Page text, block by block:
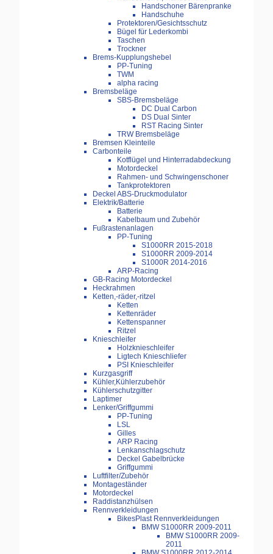
Handschoner Bärenpranke
Handschuhe
Protektoren/Gesichtsschutz
Bügel für Lederkombi
Taschen
Trockner
Brems-Kupplungshebel
PP-Tuning
TWM
alpha racing
Bremsbeläge
SBS-Bremsbeläge
DC Dual Carbon
DS Dual Sinter
RST Racing Sinter
TRW Bremsbeläge
Bremsen Kleinteile
Carbonteile
Kotflügel und Hinterradabdeckung
Motordeckel
Rahmen- und Schwingenschoner
Tankprotektoren
Deckel ABS-Druckmodulator
Elektrik/Batterie
Batterie
Kabelbaum und Zubehör
Fußrastenanlagen
PP-Tuning
S1000RR 2015-2018
S1000RR 2009-2014
S1000R 2014-2016
ARP-Racing
GB-Racing Motordeckel
Heckrahmen
Ketten,-räder,-ritzel
Ketten
Kettenräder
Kettenspanner
Ritzel
Knieschleifer
Holzknieschleifer
Ligtech Knieschliefer
PSI Knieschleifer
Kurzgasgriff
Kühler,Kühlerzubehör
Kühlerschutzgitter
Laptimer
Lenker/Griffgummi
PP-Tuning
LSL
Gilles
ARP Racing
Lenkanschlagschutz
Deckel Gabelbrücke
Griffgummi
Luftfilter/Zubehör
Montageständer
Motordeckel
Raddistanzhülsen
Rennverkleidungen
BikesPlast Rennverkleidungen
BMW S1000RR 2009-2011
BMW S1000RR 2009-
2011